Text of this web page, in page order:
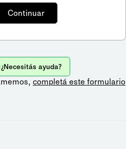
¿Necesitás ayuda?
completá este formulario